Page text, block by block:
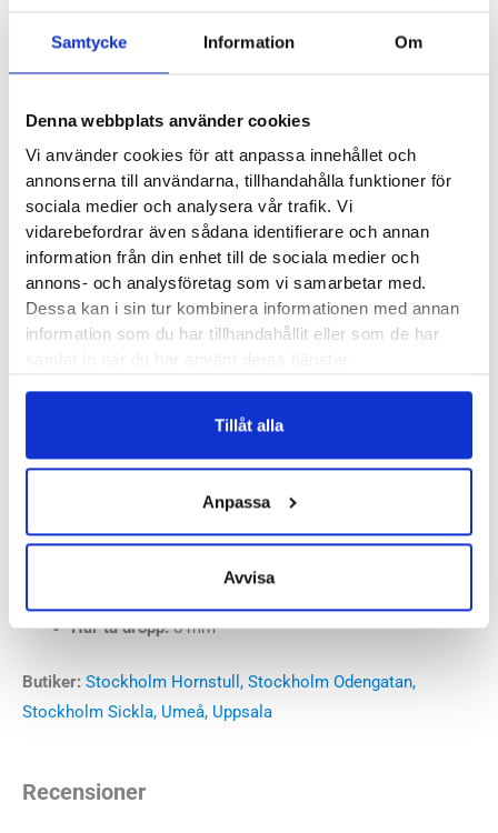
Samtycke Information Om
Denna webbplats använder cookies
Vi använder cookies för att anpassa innehållet och
annonserna till användarna, tillhandahålla funktioner för
sociala medier och analysera vår trafik. Vi
vidarebefordrar även sådana identifierare och annan
information från din enhet till de sociala medier och
annons- och analysföretag som vi samarbetar med.
Dessa kan i sin tur kombinera informationen med annan
information som du har tillhandahållit eller som de har
Tillåt alla
Anpassa
Avvisa
11
Dam
Artikelnr:6366 Kategori:Löparskor dam
Produktegenskaper
Stabil men samtidigt flexibel. Väldämpad men också löpglad.
Asics GT-2000 11 och dess föregångare har varit sinnebilden
och måttstocken av en allsidig löparsko. En allt-i ett modell
detsamma på denna uppdatering men vi lyfter gärna på
hatten att det stötdämpande materialet i mellansulan både
blivit lättare och mjukare.
Fotvalv:Normala
Häl-tå dropp:8 mm
Butiker: Stockholm Hornstull , Stockholm Odengatan,
Stockholm Sickla, Umeå, Uppsala
Recensioner